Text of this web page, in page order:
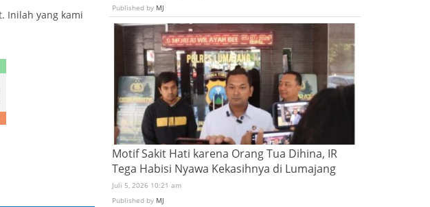
Inilah yang kami
Published by MJ
Motif Sakit Hati karena Orang Tua Dihina, IR
Tega Habisi Nyawa Kekasihnya di Lumajang
Juli 5, 2026 10:21 am
Published by MJ